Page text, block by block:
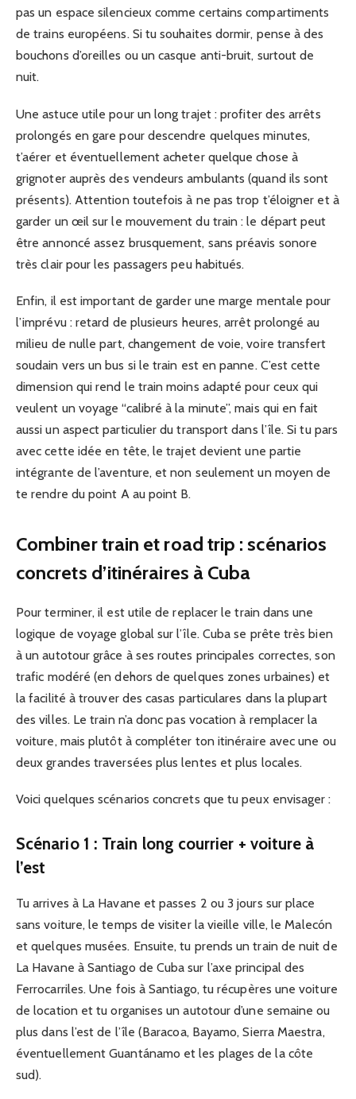
pas un espace silencieux comme certains compartiments
de trains européens. Si tu souhaites dormir, pense à des
bouchons d’oreilles ou un casque anti-bruit, surtout de
nuit.
Une astuce utile pour un long trajet : profiter des arrêts
prolongés en gare pour descendre quelques minutes,
t’aérer et éventuellement acheter quelque chose à
grignoter auprès des vendeurs ambulants (quand ils sont
présents). Attention toutefois à ne pas trop t’éloigner et à
garder un œil sur le mouvement du train : le départ peut
être annoncé assez brusquement, sans préavis sonore
très clair pour les passagers peu habitués.
Enfin, il est important de garder une marge mentale pour
l’imprévu : retard de plusieurs heures, arrêt prolongé au
milieu de nulle part, changement de voie, voire transfert
soudain vers un bus si le train est en panne. C’est cette
dimension qui rend le train moins adapté pour ceux qui
veulent un voyage “calibré à la minute”, mais qui en fait
aussi un aspect particulier du transport dans l’île. Si tu pars
avec cette idée en tête, le trajet devient une partie
intégrante de l’aventure, et non seulement un moyen de
te rendre du point A au point B.
Combiner train et road trip : scénarios
concrets d’itinéraires à Cuba
Pour terminer, il est utile de replacer le train dans une
logique de voyage global sur l’île. Cuba se prête très bien
à un autotour grâce à ses routes principales correctes, son
trafic modéré (en dehors de quelques zones urbaines) et
la facilité à trouver des casas particulares dans la plupart
des villes. Le train n’a donc pas vocation à remplacer la
voiture, mais plutôt à compléter ton itinéraire avec une ou
deux grandes traversées plus lentes et plus locales.
Voici quelques scénarios concrets que tu peux envisager :
Scénario 1 : Train long courrier + voiture à
l’est
Tu arrives à La Havane et passes 2 ou 3 jours sur place
sans voiture, le temps de visiter la vieille ville, le Malecón
et quelques musées. Ensuite, tu prends un train de nuit de
La Havane à Santiago de Cuba sur l’axe principal des
Ferrocarriles. Une fois à Santiago, tu récupères une voiture
de location et tu organises un autotour d’une semaine ou
plus dans l’est de l’île (Baracoa, Bayamo, Sierra Maestra,
éventuellement Guantánamo et les plages de la côte
sud).